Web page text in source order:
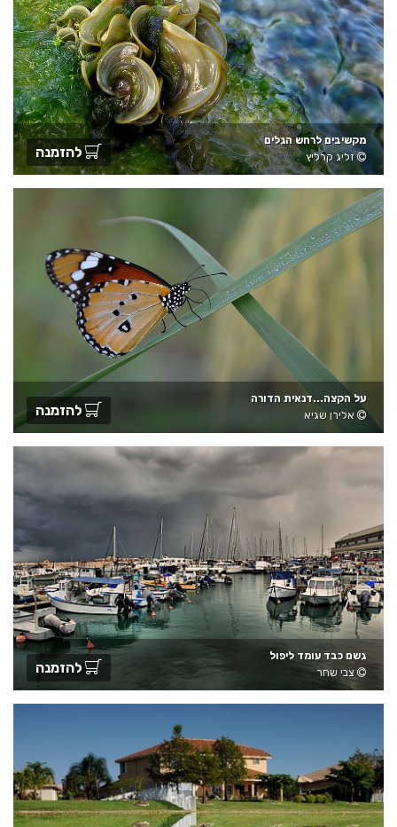
מקשיבים לרחש הגלים
זליג קרליץ
להזמנה
על הקצה...דנאית הדורה
אלירן שגיא
להזמנה
גשם כבד עומד ליפול
צבי שחר
להזמנה